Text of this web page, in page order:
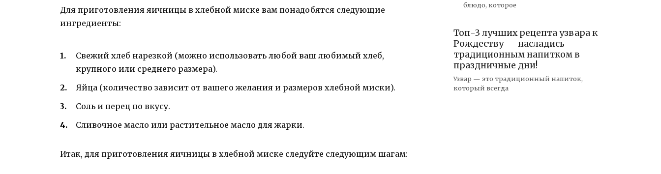
Для приготовления яичницы в хлебной миске вам понадобятся следующие
ингредиенты:
Свежий хлеб нарезкой (можно использовать любой ваш любимый хлеб,
крупного или среднего размера).
Яйца (количество зависит от вашего желания и размеров хлебной миски).
Соль и перец по вкусу.
Сливочное масло или растительное масло для жарки.
Итак, для приготовления яичницы в хлебной миске следуйте следующим шагам:
блюдо, которое
Топ-3 лучших рецепта узвара к
Рождеству — насладись
традиционным напитком в
праздничные дни!
Узвар — это традиционный напиток,
который всегда